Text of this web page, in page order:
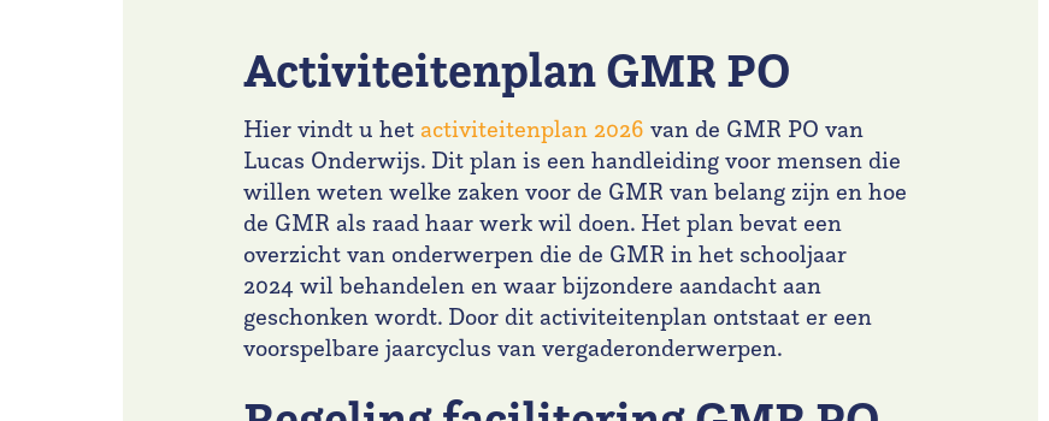
Activiteitenplan GMR PO
Hier vindt u het activiteitenplan 2026 van de GMR PO van
Lucas Onderwijs. Dit plan is een handleiding voor mensen die
willen weten welke zaken voor de GMR van belang zijn en hoe
de GMR als raad haar werk wil doen. Het plan bevat een
overzicht van onderwerpen die de GMR in het schooljaar
2024 wil behandelen en waar bijzondere aandacht aan
geschonken wordt. Door dit activiteitenplan ontstaat er een
voorspelbare jaarcyclus van vergaderonderwerpen.